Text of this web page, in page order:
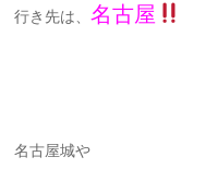
行き先は、名古屋
名古屋城や